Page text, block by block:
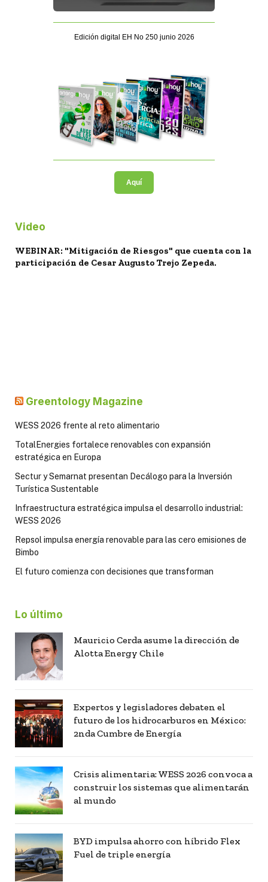
Edición digital EH No 250 junio 2026
Aquí
Video
WEBINAR: "Mitigación de Riesgos" que cuenta con la
participación de Cesar Augusto Trejo Zepeda.
Greentology Magazine
WESS 2026 frente al reto alimentario
TotalEnergies fortalece renovables con expansión
estratégica en Europa
Sectur y Semarnat presentan Decálogo para la Inversión
Turística Sustentable
Infraestructura estratégica impulsa el desarrollo industrial:
WESS 2026
Repsol impulsa energía renovable para las cero emisiones de
Bimbo
El futuro comienza con decisiones que transforman
Lo último
Mauricio Cerda asume la dirección de
Alotta Energy Chile
Expertos y legisladores debaten el
futuro de los hidrocarburos en México:
2nda Cumbre de Energía
Crisis alimentaria: WESS 2026 convoca a
construir los sistemas que alimentarán
al mundo
BYD impulsa ahorro con híbrido Flex
Fuel de triple energía